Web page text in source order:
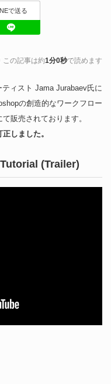
Tumblr
で送る
この記事は約1分0秒で読めます
ィスト Jama Jurabaev氏に
の創造的なワークフロー
販売されております。
しました。
(Trailer)